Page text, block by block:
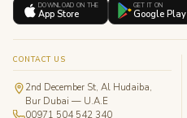
DOWNLOAD ON THE
App Store
GET IT ON
Google Play
CONTACT US
2nd December St, Al Hudaiba,
Bur Dubai — U.A.E
00971 504 542 340